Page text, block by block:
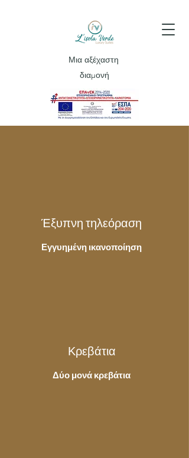
Μια αξέχαστη
διαμονή
Έξυπνη τηλεόραση
Εγγυημένη ικανοποίηση
Κρεβάτια
Δύο μονά κρεβάτια